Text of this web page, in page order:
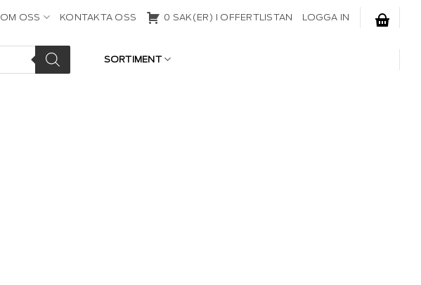
OM OSS KONTAKTA OSS 0 SAK(ER) I OFFERTLISTAN LOGGA IN
SORTIMENT